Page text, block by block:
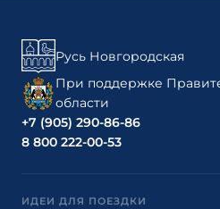
Русь Новгородская
При поддержке
области
+7 (905) 290-86-86
8 800 222-00-53
ИДЕИ ДЛЯ ПОЕЗДКИ